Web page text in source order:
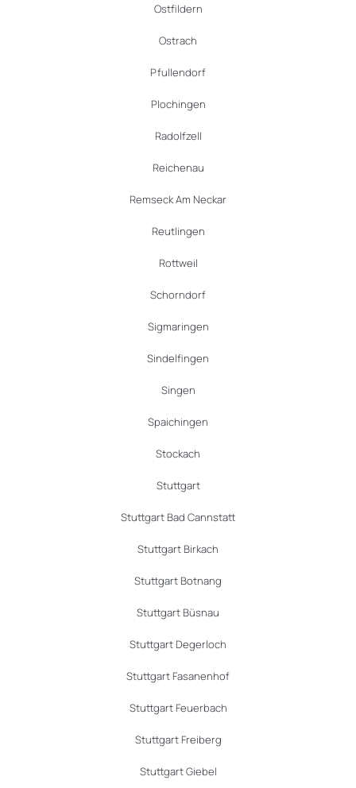
Ostfildern
Ostrach
Pfullendorf
Plochingen
Radolfzell
Reichenau
Remseck Am Neckar
Reutlingen
Rottweil
Schorndorf
Sigmaringen
Sindelfingen
Singen
Spaichingen
Stockach
Stuttgart
Stuttgart Bad Cannstatt
Stuttgart Birkach
Stuttgart Botnang
Stuttgart Büsnau
Stuttgart Degerloch
Stuttgart Fasanenhof
Stuttgart Feuerbach
Stuttgart Freiberg
Stuttgart Giebel